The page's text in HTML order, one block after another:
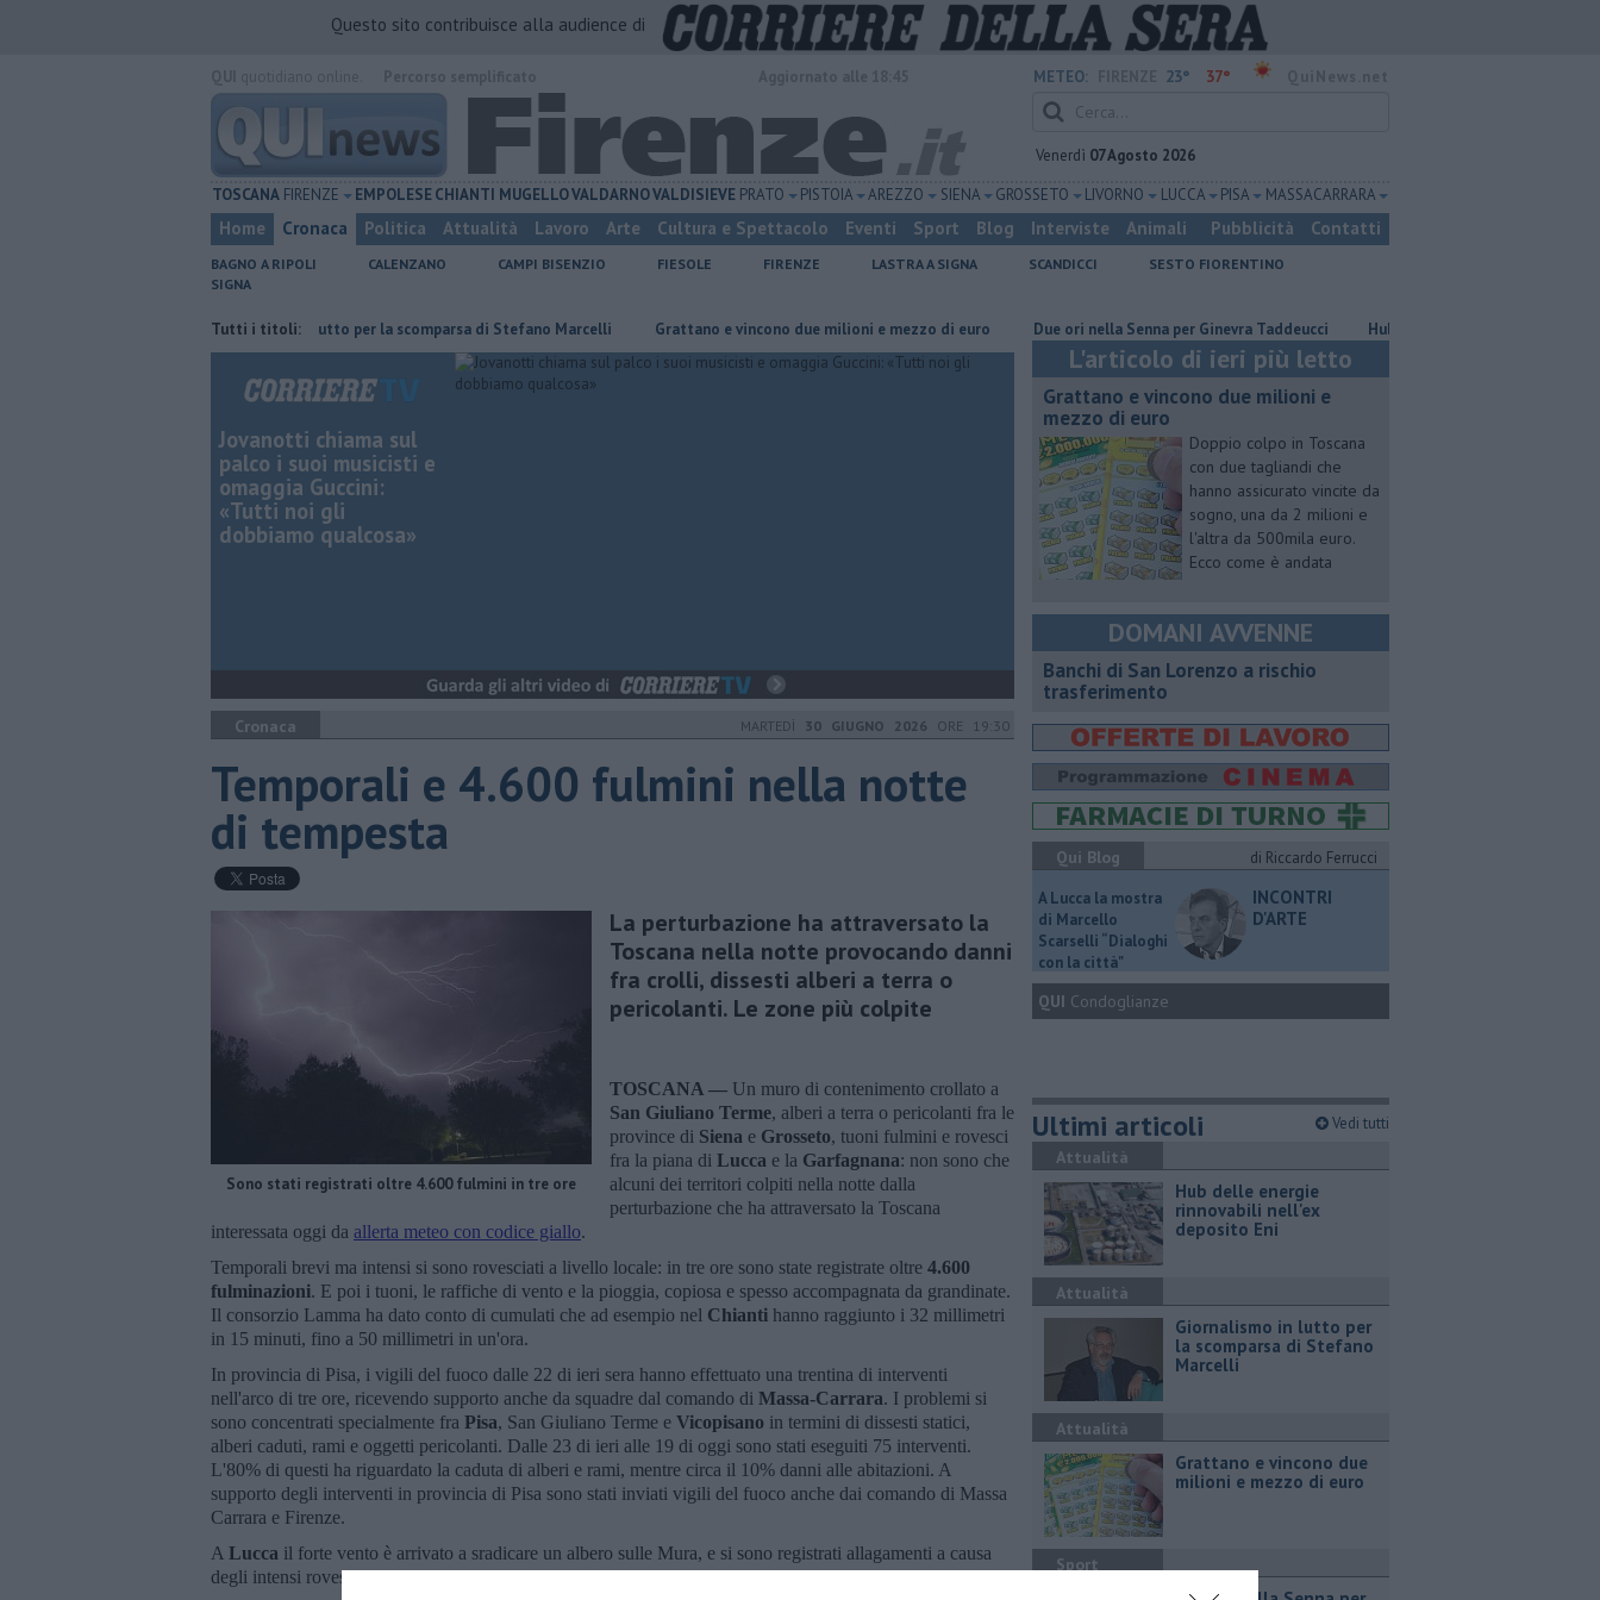
Questo sito contribuisce alla audience di
METEO: 23° 37°
Venerdì 07 Agosto 2026
TOSCANA FIRENZE EMPOLESECHIANTI MUGELLOVALDARNOVALDISIEVE PRATO PISTOIA AREZZO SIENA GROSSETO LIVORNO LUCCA PISA MASSA CARRARA
Home Cronaca Politica Attualità Lavoro Arte Cultura e Spettacolo Eventi Sport Blog Interviste Animali Pubblicità Contatti
BAGNO A RIPOLI CALENZANO CAMPI BISENZIO FIESOLE FIRENZE LASTRA A SIGNA SCANDICCI
SESTO FIORENTINO
SIGNA
Tutti i titoli:
Giornalismo in lutto per la scomparsa di Stefano Marcelli Grattano e vincono due milioni e mezzo di euro Due ori nella Senna per Ginevra Taddeucci Hub delle energie rinnovabili nell'ex
Jovanotti chiama sul
palco i suoi musicisti e
omaggia Guccini:
«Tutti noi gli
dobbiamo qualcosa»
Cronaca MARTEDÌ 30 GIUGNO 2026 ORE 19:30
Temporali e 4.600 fulmini nella notte
di tempesta
Sono stati registrati oltre 4.600 fulmini in tre ore
La perturbazione ha attraversato la
Toscana nella notte provocando danni
fra crolli, dissesti alberi a terra o
pericolanti. Le zone più colpite
TOSCANA — Un muro di contenimento crollato a
San Giuliano Terme, alberi a terra o pericolanti fra le
province di Siena e Grosseto, tuoni fulmini e rovesci
fra la piana di Lucca e la Garfagnana: non sono che
alcuni dei territori colpiti nella notte dalla
perturbazione che ha attraversato la Toscana
interessata oggi da allerta meteo con codice giallo.
Temporali brevi ma intensi si sono rovesciati a livello locale: in tre ore sono state registrate oltre 4.600
fulminazioni. E poi i tuoni, le raffiche di vento e la pioggia, copiosa e spesso accompagnata da grandinate.
Il consorzio Lamma ha dato conto di cumulati che ad esempio nel Chianti hanno raggiunto i 32 millimetri
in 15 minuti, fino a 50 millimetri in un'ora.
In provincia di Pisa, i vigili del fuoco dalle 22 di ieri sera hanno effettuato una trentina di interventi
nell'arco di tre ore, ricevendo supporto anche da squadre dal comando di Massa-Carrara. I problemi si
sono concentrati specialmente fra Pisa, San Giuliano Terme e Vicopisano in termini di dissesti statici,
alberi caduti, rami e oggetti pericolanti. Dalle 23 di ieri alle 19 di oggi sono stati eseguiti 75 interventi.
L'80% di questi ha riguardato la caduta di alberi e rami, mentre circa il 10% danni alle abitazioni. A
supporto degli interventi in provincia di Pisa sono stati inviati vigili del fuoco anche dai comando di Massa
Carrara e Firenze.
A Lucca il forte vento è arrivato a sradicare un albero sulle Mura, e si sono registrati allagamenti a causa
degli intensi rovesci che fuori dalla Piana non hanno risparmiato laGarfagnana.
L'articolo di ieri più letto
Grattano e vincono due milioni e
mezzo di euro
Doppio colpo in Toscana
con due tagliandi che
hanno assicurato vincite da
sogno, una da 2 milioni e
l'altra da 500mila euro.
Ecco come è andata
DOMANI AVVENNE
Banchi di San Lorenzo a rischio
trasferimento
Qui Blog
di Riccardo Ferrucci
A Lucca la mostra
di Marcello
Scarselli “Dialoghi
con la città"
INCONTRI
D'ARTE
QUI Condoglianze
Ultimi articoli Vedi tutti
Attualità
Hub delle energie
rinnovabili nell'ex
deposito Eni
Attualità
Giornalismo in lutto per
la scomparsa di Stefano
Marcelli
Attualità
Grattano e vincono due
milioni e mezzo di euro
Sport